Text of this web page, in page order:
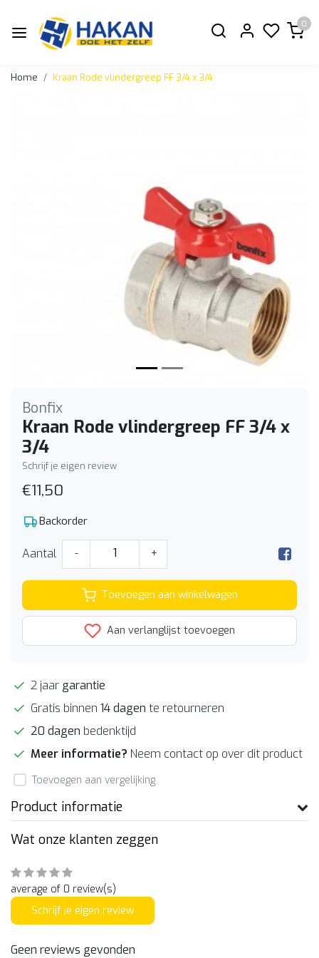
0
Home Kraan Rode vlindergreep FF 3/4 x 3/4
Bonfix
Kraan Rode vlindergreep FF 3/4 x
3/4
Schrijf je eigen review
€11,50
Backorder
Aantal - +
Toevoegen aan winkelwagen
Aan verlanglijst toevoegen
2 jaar garantie
Gratis binnen 14 dagen te retourneren
20 dagen bedenktijd
Meer informatie? Neem contact op over dit product
Toevoegen aan vergelijking
Product informatie
Wat onze klanten zeggen
average of 0 review(s)
Schrijf je eigen review
Geen reviews gevonden